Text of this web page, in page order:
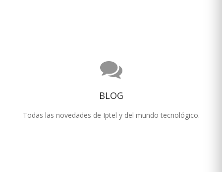
BLOG
Todas las novedades de Iptel y del mundo tecnológico.